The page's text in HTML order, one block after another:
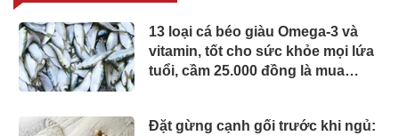
13 loại cá béo giàu Omega-3 và
vitamin, tốt cho sức khỏe mọi lứa
tuổi, cầm 25.000 đồng là mua
Đặt gừng cạnh gối trước khi ngủ: